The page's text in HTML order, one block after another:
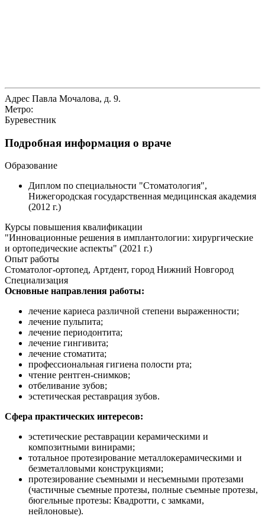
Адрес Павла Мочалова, д. 9.
Метро:
Буревестник
Подробная информация о враче
Образование
Диплом по специальности "Стоматология",
Нижегородская государственная медицинская академия
(2012 г.)
Курсы повышения квалификации
"Инновационные решения в имплантологии: хирургические
и ортопедические аспекты" (2021 г.)
Опыт работы
Стоматолог-ортопед, Артдент, город Нижний Новгород
Специализация
Основные направления работы:
лечение кариеса различной степени выраженности;
лечение пульпита;
лечение периодонтита;
лечение гингивита;
лечение стоматита;
профессиональная гигиена полости рта;
чтение рентген-снимков;
отбеливание зубов;
эстетическая реставрация зубов.
Сфера практических интересов:
эстетические реставрации керамическими и
композитными винирами;
тотальное протезирование металлокерамическими и
безметалловыми конструкциями;
протезирование съемными и несъемными протезами
(частичные съемные протезы, полные съемные протезы,
бюгельные протезы: Квадротти, с замками,
нейлоновые).